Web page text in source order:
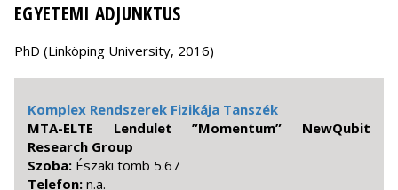
EGYETEMI ADJUNKTUS
PhD (Linköping University, 2016)
Komplex Rendszerek Fizikája Tanszék
MTA-ELTE Lendulet ”Momentum” NewQubit
Research Group
Szoba: Északi tömb 5.67
Telefon: n.a.